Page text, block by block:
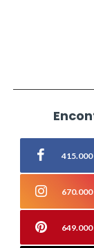
415.000
670.000
649.000